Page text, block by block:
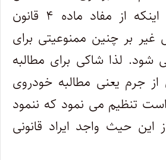
مال غیر) مضمفاً اینکه از مفاد ماده ۴ قانون
غیر بر چنین ممنوعیتی برای
شود. لذا شاکی برای مطالبه
جرم یعنی مطالبه خودروی
تنظیم می نمود که ننمود
این حیث واجد ایراد قانونی